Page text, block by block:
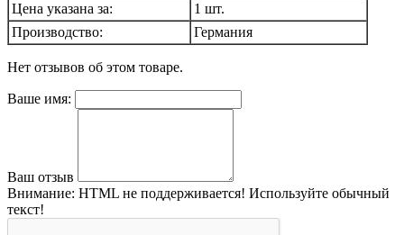
Цена указана за:
1 шт.
Производство:
Германия
Нет отзывов об этом товаре.
Ваше имя:
Ваш отзыв
Внимание: HTML не поддерживается! Используйте обычный
текст!